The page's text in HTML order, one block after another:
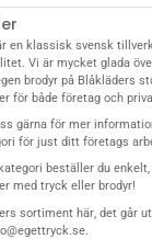
en klassisk svensk
Vi är mycket glada
brodyr på Blåkläders
för både företag och
gärna för mer
för just ditt företags
beställer du
med tryckeller brodyr!
sortiment här, det går
.